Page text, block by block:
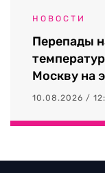
НОВОСТИ
Перепады
Москву на
10.08.2026 /